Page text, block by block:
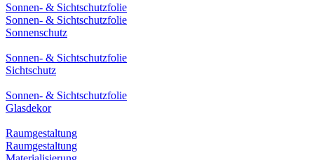
Sonnen- & Sichtschutzfolie
Sonnen- & Sichtschutzfolie
Sonnenschutz
Sonnen- & Sichtschutzfolie
Sichtschutz
Sonnen- & Sichtschutzfolie
Glasdekor
Raumgestaltung
Raumgestaltung